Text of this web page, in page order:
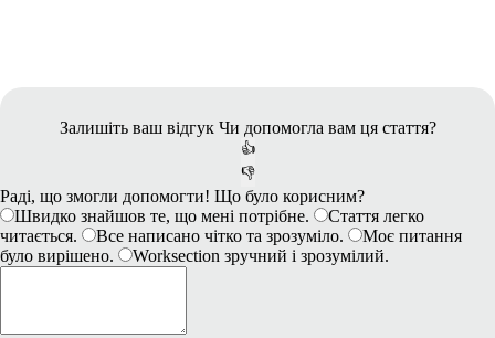
Залишіть ваш відгук Чи допомогла вам ця стаття?
👍
👎
Раді, що змогли допомогти! Що було корисним?
Швидко знайшов те, що мені потрібне.
Стаття легко
читається.
Все написано чітко та зрозуміло.
Моє питання
було вирішено.
Worksection зручний і зрозумілий.